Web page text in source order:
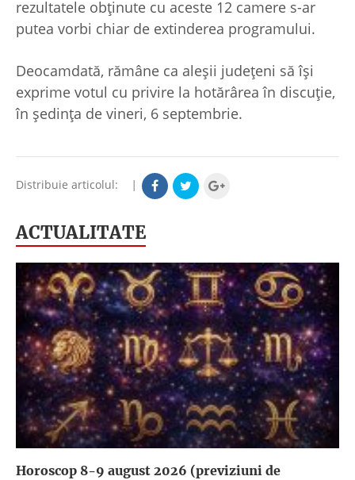
rezultatele obținute cu aceste 12 camere s-ar
putea vorbi chiar de extinderea programului.
Deocamdată, rămâne ca aleșii județeni să își
exprime votul cu privire la hotărârea în discuție,
în ședința de vineri, 6 septembrie.
Distribuie articolul: |
ACTUALITATE
Horoscop 8-9 august 2026 (previziuni de